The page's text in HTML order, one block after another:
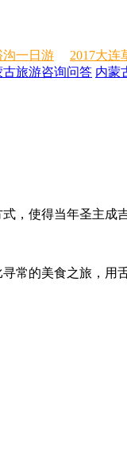
沟一日游
2017大连
古旅游咨询问答 内蒙
，使得当年圣主成
的美食之旅，用